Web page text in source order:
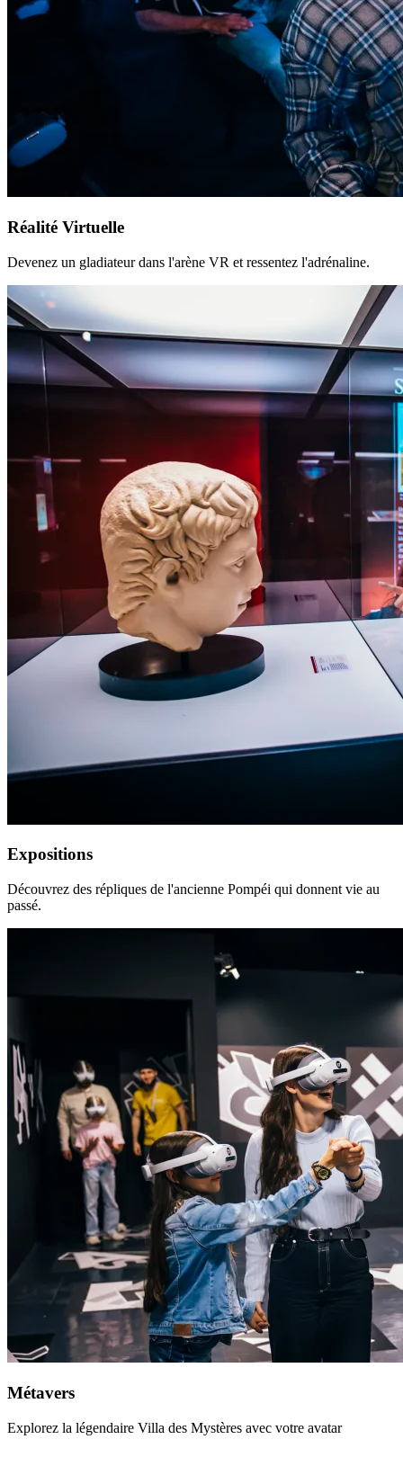
Réalité Virtuelle
Devenez un gladiateur dans l'arène VR et ressentez l'adrénaline.
Expositions
Découvrez des répliques de l'ancienne Pompéi qui donnent vie au
passé.
Métavers
Explorez la légendaire Villa des Mystères avec votre avatar